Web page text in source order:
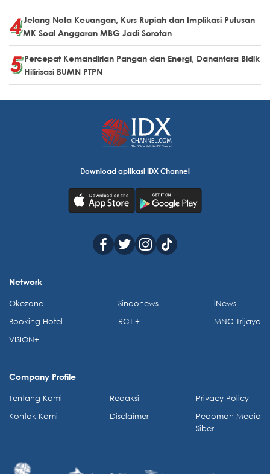
Jelang Nota Keuangan, Kurs Rupiah dan Implikasi Putusan
MK Soal Anggaran MBG Jadi Sorotan
Percepat Kemandirian Pangan dan Energi, Danantara Bidik
Hilirisasi BUMN PTPN
Download aplikasi IDX Channel
Network
Okezone
Booking Hotel
VISION+
Sindonews
RCTI+
iNews
MNC Trijaya
Company Profile
Tentang Kami
Kontak Kami
Redaksi
Disclaimer
Privacy Policy
Pedoman Media
Siber